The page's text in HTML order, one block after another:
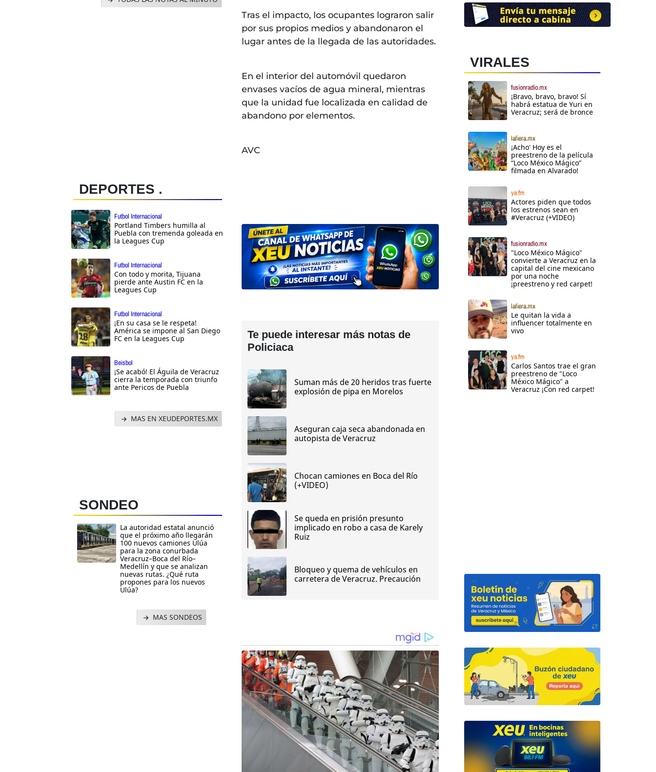
DEPORTES .
Futbol Internacional
Portland Timbers humilla al
Puebla con tremenda goleada en
la Leagues Cup
Futbol Internacional
Con todo y morita, Tijuana
pierde ante Austin FC en la
Leagues Cup
Futbol Internacional
¡En su casa se le respeta!
América se impone al San Diego
FC en la Leagues Cup
Beisbol
¡Se acabó! El Águila de Veracruz
cierra la temporada con triunfo
ante Pericos de Puebla
MAS EN XEUDEPORTES.MX
SONDEO
La autoridad estatal anunció
que el próximo año llegarán
100 nuevos camiones Ulúa
para la zona conurbada
Veracruz–Boca del Río–
Medellín y que se analizan
nuevas rutas. ¿Qué ruta
propones para los nuevos
Ulúa?
MAS SONDEOS
Tras el impacto, los ocupantes lograron salir
por sus propios medios y abandonaron el
lugar antes de la llegada de las autoridades.
En el interior del automóvil quedaron
envases vacíos de agua mineral, mientras
que la unidad fue localizada en calidad de
abandono por elementos.
AVC
Te puede interesar más notas de
Policiaca
Suman más de 20 heridos tras fuerte
explosión de pipa en Morelos
Aseguran caja seca abandonada en
autopista de Veracruz
Chocan camiones en Boca del Río
(+VIDEO)
Se queda en prisión presunto
implicado en robo a casa de Karely
Ruiz
Bloqueo y quema de vehículos en
carretera de Veracruz. Precaución
VIRALES
fusionradio.mx
¡Bravo, bravo, bravo! Sí
habrá estatua de Yuri en
Veracruz; será de bronce
lafiera.mx
¡Acho' Hoy es el
preestreno de la película
“Loco México Mágico”
filmada en Alvarado!
ya.fm
Actores piden que todos
los estrenos sean en
#Veracruz (+VIDEO)
fusionradio.mx
"Loco México Mágico"
convierte a Veracruz en la
capital del cine mexicano
por una noche
¡preestreno y red carpet!
lafiera.mx
Le quitan la vida a
influencer totalmente en
vivo
ya.fm
Carlos Santos trae el gran
preestreno de "Loco
México Mágico" a
Veracruz ¡Con red carpet!